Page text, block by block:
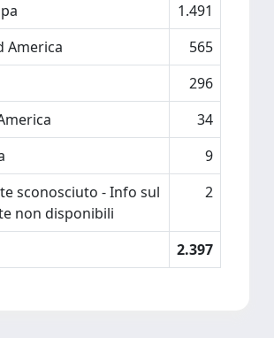
1.491
America
565
296
34
9
sconosciuto - Info sul
non disponibili
2
2.397